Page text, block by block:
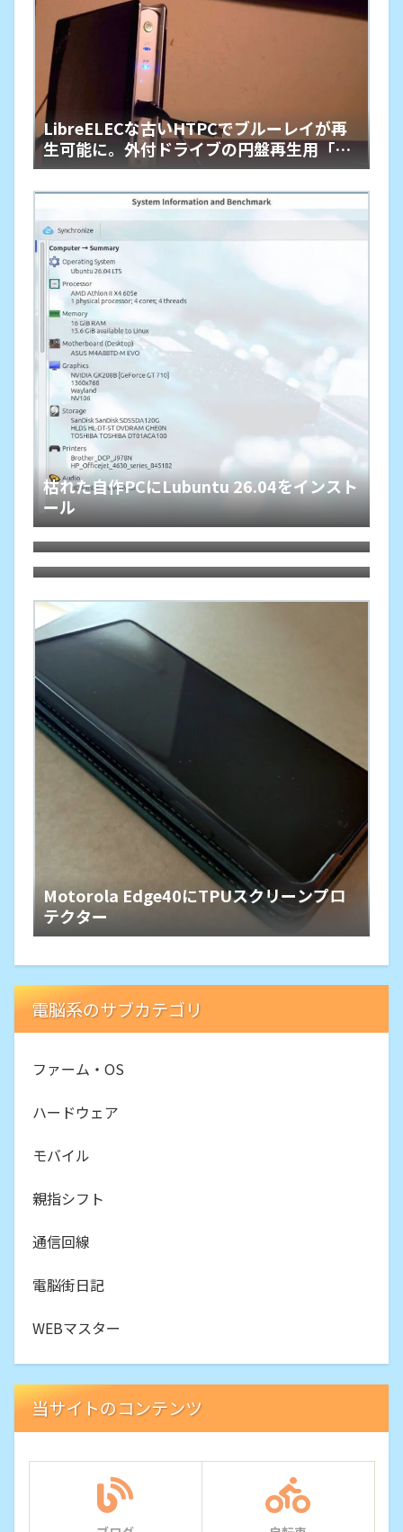
LibreELECな古いHTPCでブルーレイが再
生可能に。外付ドライブの円盤再生用「艦
橋」という余生
枯れた自作PCにLubuntu 26.04をインスト
ール
HDMIオーディオ分離器でレガシー規格ホ
ームシアターが本領を発揮、その旋律に戦
慄
Debian 13 trixieをLXQtでASUS-X540YA
にインストールしてみた。懐かしくて軽快
Motorola Edge40にTPUスクリーンプロ
テクター
電脳系のサブカテゴリ
ファーム・OS
ハードウェア
モバイル
親指シフト
通信回線
電脳街日記
WEBマスター
当サイトのコンテンツ